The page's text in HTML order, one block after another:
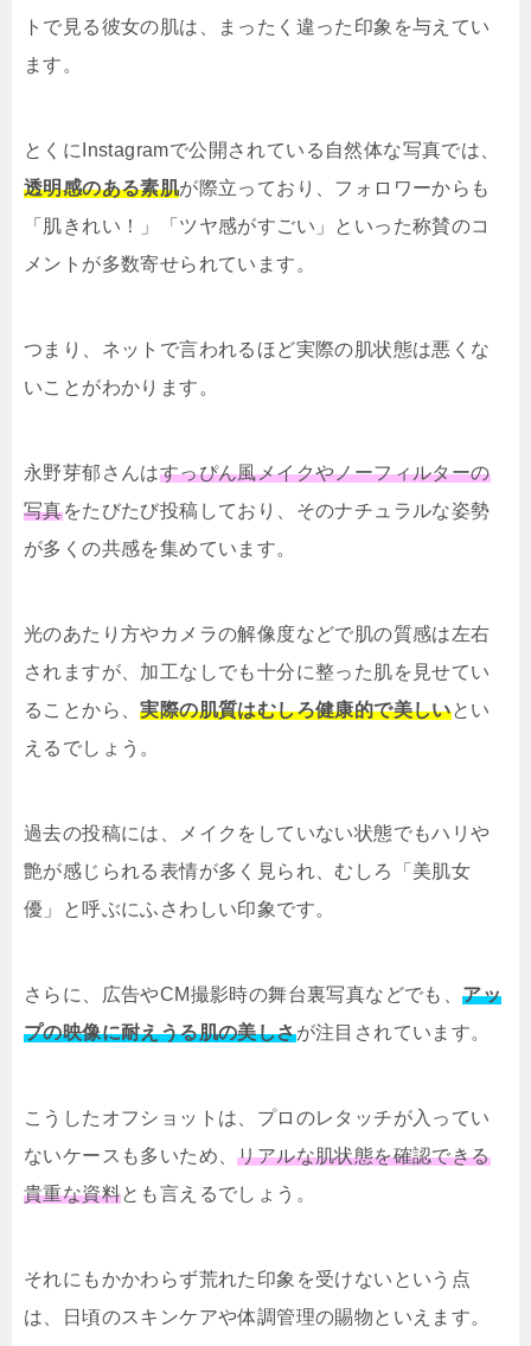
トで見る彼女の肌は、まったく違った印象を与えてい
ます。
とくにInstagramで公開されている自然体な写真では、
透明感のある素肌が際立っており、フォロワーからも
「肌きれい！」「ツヤ感がすごい」といった称賛のコ
メントが多数寄せられています。
つまり、ネットで言われるほど実際の肌状態は悪くな
いことがわかります。
永野芽郁さんはすっぴん風メイクやノーフィルターの
写真をたびたび投稿しており、そのナチュラルな姿勢
が多くの共感を集めています。
光のあたり方やカメラの解像度などで肌の質感は左右
されますが、加工なしでも十分に整った肌を見せてい
ることから、実際の肌質はむしろ健康的で美しいとい
えるでしょう。
過去の投稿には、メイクをしていない状態でもハリや
艶が感じられる表情が多く見られ、むしろ「美肌女
優」と呼ぶにふさわしい印象です。
さらに、広告やCM撮影時の舞台裏写真などでも、アッ
プの映像に耐えうる肌の美しさが注目されています。
こうしたオフショットは、プロのレタッチが入ってい
ないケースも多いため、リアルな肌状態を確認できる
貴重な資料とも言えるでしょう。
それにもかかわらず荒れた印象を受けないという点
は、日頃のスキンケアや体調管理の賜物といえます。